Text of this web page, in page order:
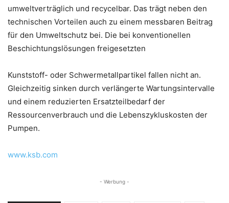
umweltverträglich und recycelbar. Das trägt neben den
technischen Vorteilen auch zu einem messbaren Beitrag
für den Umweltschutz bei. Die bei konventionellen
Beschichtungslösungen freigesetzten
Kunststoff- oder Schwermetallpartikel fallen nicht an.
Gleichzeitig sinken durch verlängerte Wartungsintervalle
und einem reduzierten Ersatzteilbedarf der
Ressourcenverbrauch und die Lebenszykluskosten der
Pumpen.
www.ksb.com
- Werbung -